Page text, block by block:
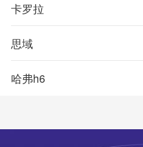
卡罗拉
思域
哈弗h6